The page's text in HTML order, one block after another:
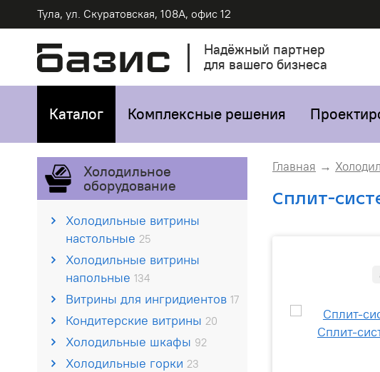
Тула, ул. Скуратовская, 108А, офис 12
Надёжный партнер
для вашего бизнеса
Каталог Комплексные решения
Холодильное
оборудование
Холодильные витрины
настольные 25
Холодильные витрины
напольные 134
Витрины для ингридиентов 17
Кондитерские витрины 20
Холодильные шкафы 92
Холодильные горки 23
Главная
Сплит-